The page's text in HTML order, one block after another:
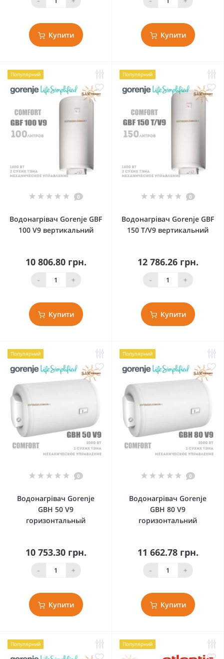
Купити Купити
Популярний
0
Водонагрівач Gorenje GBF
100 V9 вертикальний
10 806.80 грн.
- +
Купити
Популярний
0
Водонагрівач Gorenje GBF
150 T/V9 вертикальний
12 786.26 грн.
- +
Купити
Популярний
0
Водонагрівач Gorenje
GBH 50 V9
горизонтальный
10 753.30 грн.
- +
Купити
Популярний
0
Водонагрівач Gorenje
GBH 80 V9
горизонтальний
11 662.78 грн.
- +
Купити
Популярний Популярний